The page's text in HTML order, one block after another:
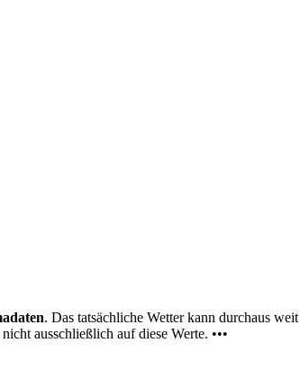
. Das tatsächliche Wetter kann durchaus
ausschließlich auf diese Werte. •••